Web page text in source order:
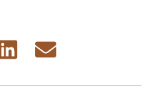
Share
Share